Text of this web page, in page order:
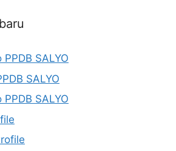
PPDB SALYO
SALYO
PPDB SALYO